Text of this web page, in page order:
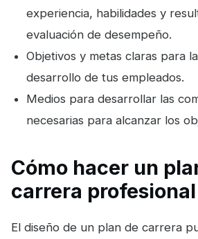
experiencia, habilidades y
evaluación de desempeño.
Objetivos y metas claras para
desarrollo de tus empleados.
Medios para desarrollar las
necesarias para alcanzar los
Cómo hacer un
carrera profesional
El diseño de un plan de carrera